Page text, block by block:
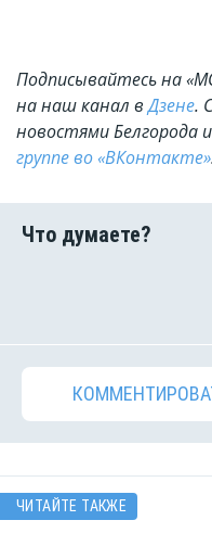
Подписывайтесь на
на наш канал вДзене.
новостями Белгорода
группе во «ВКонтакте»
ЧИТАЙТЕ ТАКЖЕ